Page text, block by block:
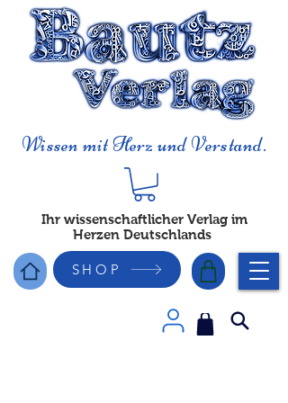
Wissen mit Herz und Verstand.
Ihr wissenschaftlicher Verlag im
Herzen Deutschlands
SHOP